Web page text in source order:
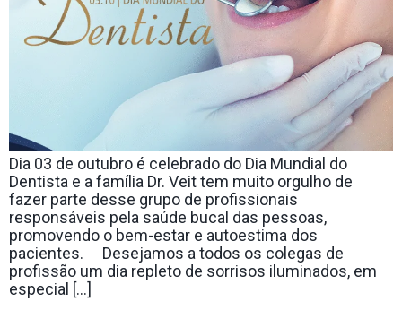
Dia 03 de outubro é celebrado do Dia Mundial do
Dentista e a família Dr. Veit tem muito orgulho de
fazer parte desse grupo de profissionais
responsáveis pela saúde bucal das pessoas,
promovendo o bem-estar e autoestima dos
pacientes. ⠀ Desejamos a todos os colegas de
profissão um dia repleto de sorrisos iluminados, em
especial […]